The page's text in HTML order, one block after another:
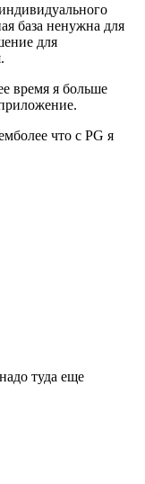
база ненужна для
для
время я больше
что с PG я
туда еще